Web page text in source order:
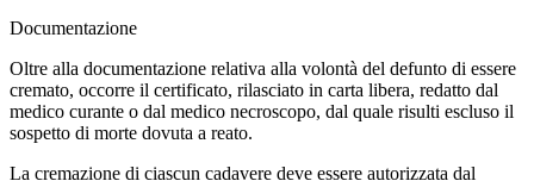
Documentazione
Oltre alla documentazione relativa alla volontà del defunto di essere
cremato, occorre il certificato, rilasciato in carta libera, redatto dal
medico curante o dal medico necroscopo, dal quale risulti escluso il
sospetto di morte dovuta a reato.
La cremazione di ciascun cadavere deve essere autorizzata dal